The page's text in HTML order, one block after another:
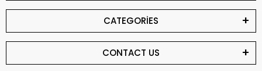
CATEGORİES
CONTACT US